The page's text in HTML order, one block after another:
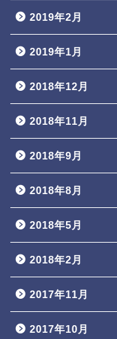
2019年2月
2019年1月
2018年12月
2018年11月
2018年9月
2018年8月
2018年5月
2018年2月
2017年11月
2017年10月